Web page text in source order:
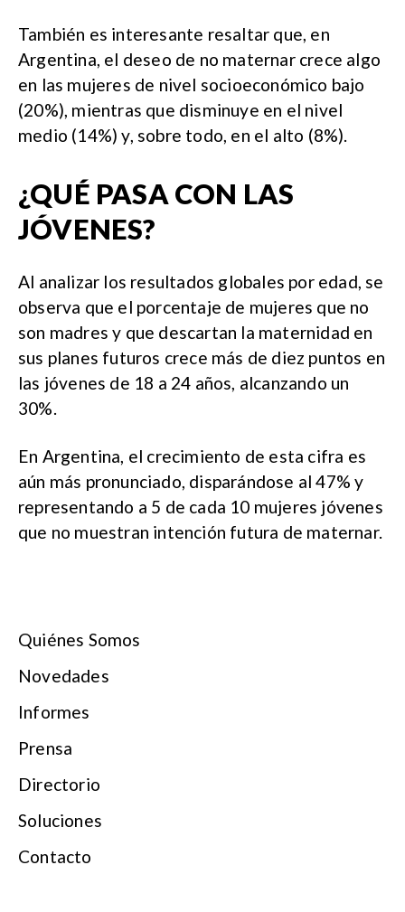
También es interesante resaltar que, en
Argentina, el deseo de no maternar crece algo
en las mujeres de nivel socioeconómico bajo
(20%), mientras que disminuye en el nivel
medio (14%) y, sobre todo, en el alto (8%).
¿QUÉ PASA CON LAS
JÓVENES?
Al analizar los resultados globales por edad, se
observa que el porcentaje de mujeres que no
son madres y que descartan la maternidad en
sus planes futuros crece más de diez puntos en
las jóvenes de 18 a 24 años, alcanzando un
30%.
En Argentina, el crecimiento de esta cifra es
aún más pronunciado, disparándose al 47% y
representando a 5 de cada 10 mujeres jóvenes
que no muestran intención futura de maternar.
Quiénes Somos
Novedades
Informes
Prensa
Directorio
Soluciones
Contacto